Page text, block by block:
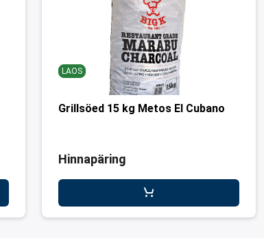
LAOS
Grillsöed 15 kg Metos El Cubano
Hinnapäring